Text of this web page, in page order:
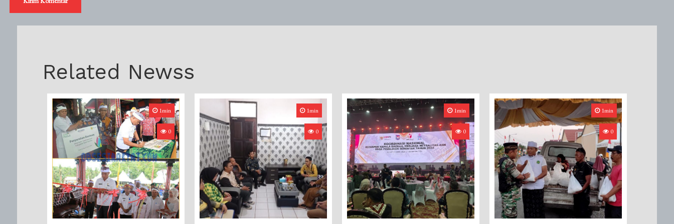
Related Newss
1min
0
1min
0
1min
0
1min
0